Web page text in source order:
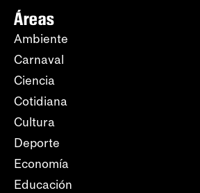
Áreas
Ambiente
Carnaval
Ciencia
Cotidiana
Cultura
Deporte
Economía
Educación